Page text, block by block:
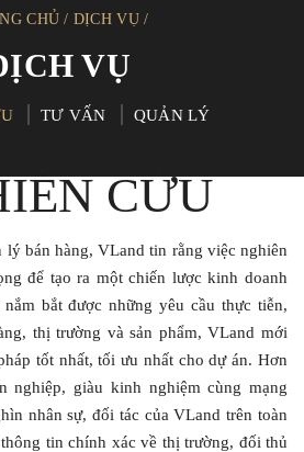
CHỦ / DỊCH VỤ /
VỤ
TƯ VẤN QUẢN LÝ
CỨU
bán hàng, VLand tin rằng việc nghiên
để tạo ra một chiến lược kinh doanh
bắt được những yêu cầu thực tiễn,
thị trường và sản phẩm, VLand mới
tốt nhất, tối ưu nhất cho dự án. Hơn
nghiệp, giàu kinh nghiệm cùng mạng
nhân sự, đối tác của VLand trên toàn
tin chính xác về thị trường, đối thủ